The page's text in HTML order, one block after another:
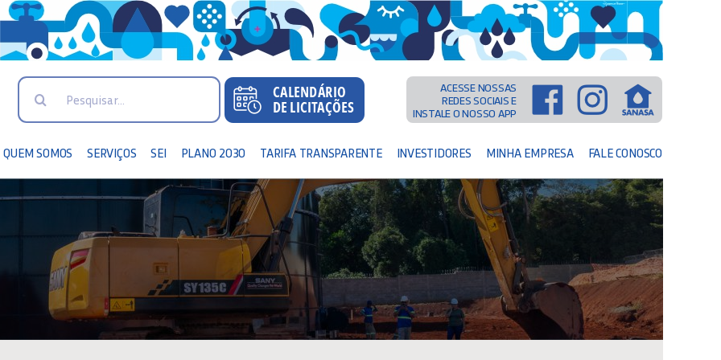
Search
ACESSE NOSSAS
REDES SOCIAIS E
INSTALE O NOSSO APP
QUEM SOMOS SERVIÇOS SEI PLANO 2030 TARIFA TRANSPARENTE INVESTIDORES MINHA EMPRESA FALE CONOSCO